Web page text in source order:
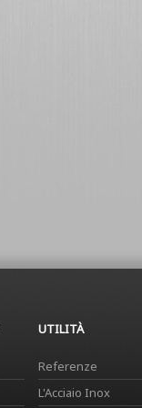
UTILITÀ
Referenze
L'Acciaio Inox